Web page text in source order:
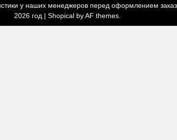
у наших менеджеров перед оформлением
2026 год | Shopical by AF themes.